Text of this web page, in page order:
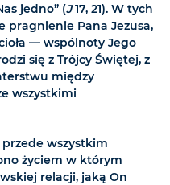
jedno” (J17, 21). W tych
pragnienie Pana Jezusa,
— wspólnoty Jego
się z Trójcy Świętej, z
między
wszystkimi
wszystkim
życiem w którym
relacji, jaką On